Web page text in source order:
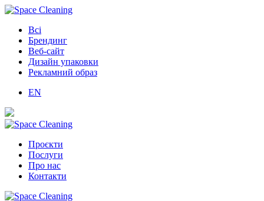
Всі
Брендинг
Веб-сайт
Дизайн упаковки
Рекламний образ
EN
Проєкти
Послуги
Про нас
Контакти